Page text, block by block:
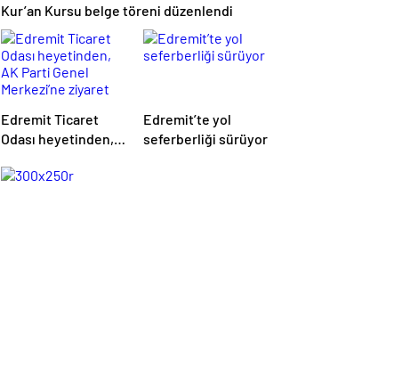
Kur’an Kursu belge töreni düzenlendi
Edremit Ticaret
Odası heyetinden,
Merkezi’ne ziyaret
Edremit’te yol
seferberliği sürüyor